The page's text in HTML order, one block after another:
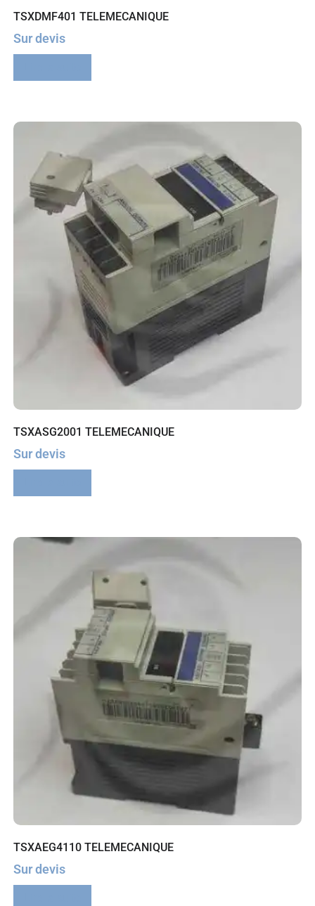
TSXDMF401 TELEMECANIQUE
Sur devis
TSXASG2001 TELEMECANIQUE
Sur devis
TSXAEG4110 TELEMECANIQUE
Sur devis